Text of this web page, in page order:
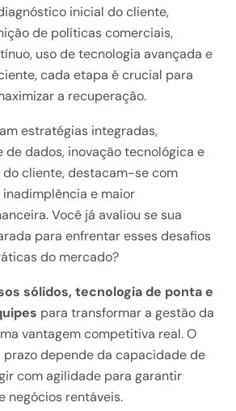
inicial do cliente,
de políticas comerciais,
uso de tecnologia avançada e
cada etapa é crucial para
a recuperação.
estratégias integradas,
de dados, inovação tecnológica e
cliente, destacam-se com
e maior
Você já avaliou se sua
para enfrentar esses desafios
do mercado?
sólidos, tecnologia de ponta e
para transformar a gestão da
vantagem competitiva real. O
depende da capacidade de
com agilidade para garantir
negócios rentáveis.